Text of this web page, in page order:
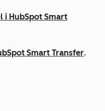
i HubSpot Smart
Smart Transfer.